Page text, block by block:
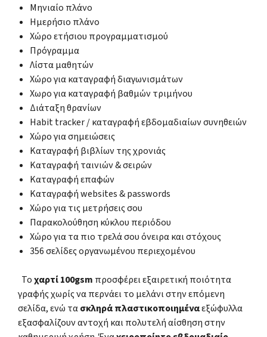
Μηνιαίο πλάνο
Ημερήσιο πλάνο
Χώρο ετήσιου προγραμματισμού
Πρόγραμμα
Λίστα μαθητών
Χώρο για καταγραφή διαγωνισμάτων
Χωρο για καταγραφή βαθμών τριμήνου
Διάταξη θρανίων
Habit tracker / καταγραφή εβδομαδιαίων συνηθειών
Χώρο για σημειώσεις
Καταγραφή βιβλίων της χρονιάς
Καταγραφή ταινιών & σειρών
Καταγραφή επαφών
Καταγραφή websites & passwords
Χώρο για τις μετρήσεις σου
Παρακολούθηση κύκλου περιόδου
Χώρο για τα πιο τρελά σου όνειρα και στόχους
356 σελίδες οργανωμένου περιεχομένου
Τοχαρτί 100gsm προσφέρει εξαιρετική ποιότητα
γραφής χωρίς να περνάει το μελάνι στην επόμενη
σελίδα, ενώ τασκληρά πλαστικοποιημέναεξώφυλλα
εξασφαλίζουν αντοχή και πολυτελή αίσθηση στην